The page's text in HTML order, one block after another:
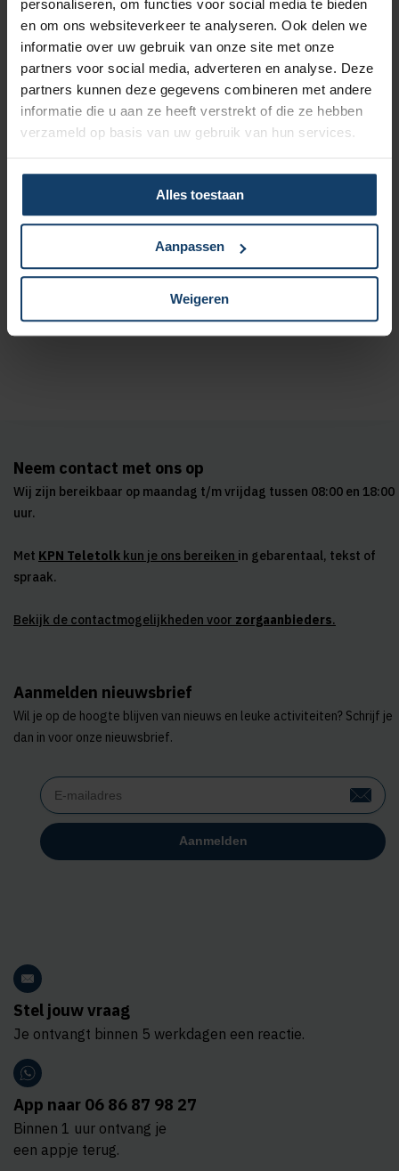
personaliseren, om functies voor social media te bieden
en om ons websiteverkeer te analyseren. Ook delen we
informatie over uw gebruik van onze site met onze
partners voor social media, adverteren en analyse. Deze
partners kunnen deze gegevens combineren met andere
informatie die u aan ze heeft verstrekt of die ze hebben
verzameld op basis van uw gebruik van hun services.
Alles toestaan
Aanpassen
Weigeren
Vergoeding tot €250 per kalenderjaar bij pakket Top
Naar vergoedingenoverzicht
Geen wachttijd voor orthodontie
Wil je een orthodontieverzekering afsluiten, bijvoorbeeld
Zorgverzekeringen is er geen wachttijd en krijgt je kind direct
de zorg die het nodig heeft.
Meer over de orthodontie-verzekering
Neem contact met ons op
Wij zijn bereikbaar op maandag t/m vrijdag tussen 08:00 en 18:00
uur.
Met KPN Teletolk kun je ons bereiken in gebarentaal, tekst of
spraak.
Bekijk de contactmogelijkheden voor zorgaanbieders.
Aanmelden nieuwsbrief
Wil je op de hoogte blijven van nieuws en leuke activiteiten? Schrijf je
dan in voor onze nieuwsbrief.
Stel jouw vraag
Je ontvangt binnen 5 werkdagen een reactie.
App naar 06 86 87 98 27
Binnen 1 uur ontvang je
een appje terug.